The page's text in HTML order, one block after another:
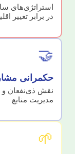
استراتژی‌های
در برابر تغییر
🤝
حکمرانی
نقش ذی‌نفعان و
مدیریت منابع
🌱